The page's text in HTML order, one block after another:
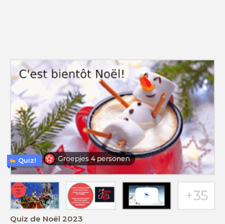
Quiz de Noël 2023
Quiz!